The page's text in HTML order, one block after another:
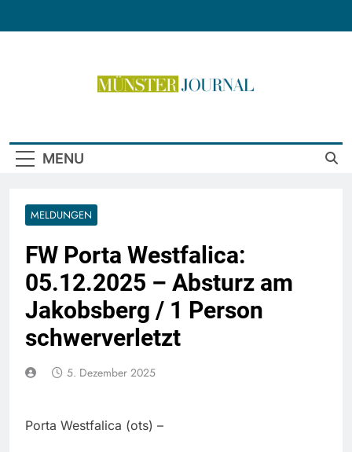
MENU
MELDUNGEN
FW Porta Westfalica:
05.12.2025 – Absturz am
Jakobsberg / 1 Person
schwerverletzt
5. Dezember 2025
Porta Westfalica (ots) –